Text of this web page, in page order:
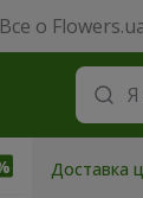
Все о
Доставка